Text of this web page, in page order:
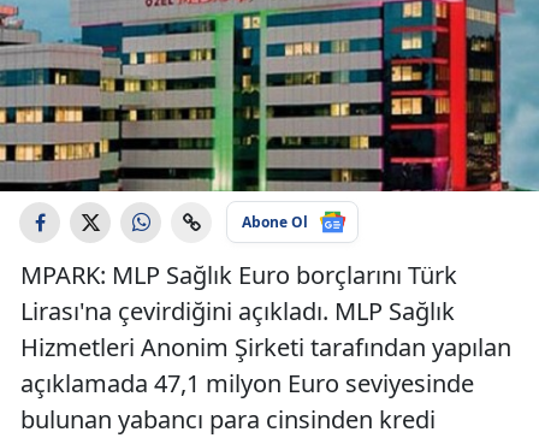
Abone Ol
MPARK: MLP Sağlık Euro borçlarını Türk
Lirası'na çevirdiğini açıkladı. MLP Sağlık
Hizmetleri Anonim Şirketi tarafından yapılan
açıklamada 47,1 milyon Euro seviyesinde
bulunan yabancı para cinsinden kredi